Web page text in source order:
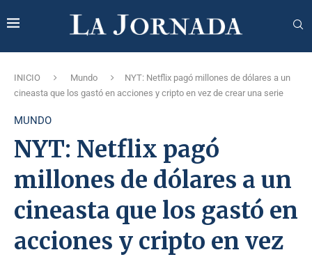
INICIO Mundo
NYT: Netflix pagó millones de dólares a un
cineasta que los gastó en acciones y cripto en vez de crear una serie
MUNDO
NYT: Netflix pagó
millones de dólares a un
cineasta que los gastó en
acciones y cripto en vez